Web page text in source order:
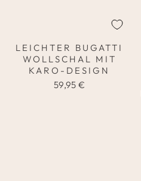
LEICHTER BUGATTI
WOLLSCHAL MIT
KARO-DESIGN
59,95 €